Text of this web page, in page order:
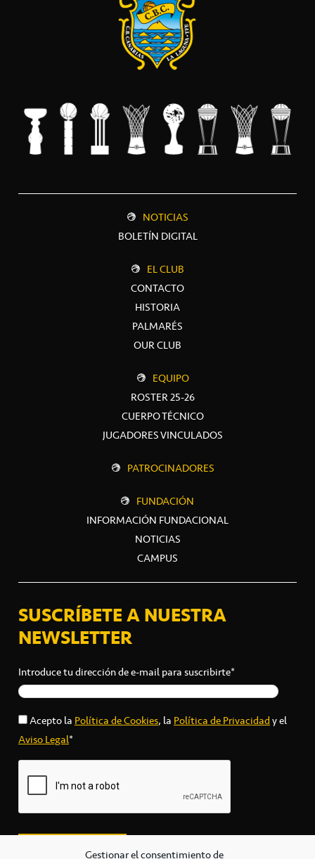
Gestionar el consentimiento de
NOTICIAS
BOLETÍN DIGITAL
EL CLUB
CONTACTO
HISTORIA
PALMARÉS
OUR CLUB
EQUIPO
ROSTER 25-26
CUERPO TÉCNICO
JUGADORES VINCULADOS
PATROCINADORES
FUNDACIÓN
INFORMACIÓN FUNDACIONAL
NOTICIAS
CAMPUS
SUSCRÍBETE A NUESTRA
NEWSLETTER
Introduce tu dirección de e-mail para suscribirte*
Acepto laPolítica de Cookies, laPolítica de Privacidady el
Aviso Legal*